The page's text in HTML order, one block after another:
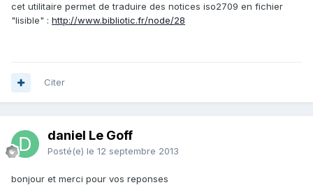
cet utilitaire permet de traduire des notices iso2709 en fichier
"lisible" : http://www.bibliotic.fr/node/28
Citer
daniel Le Goff
Posté(e) le 12 septembre 2013
bonjour et merci pour vos reponses